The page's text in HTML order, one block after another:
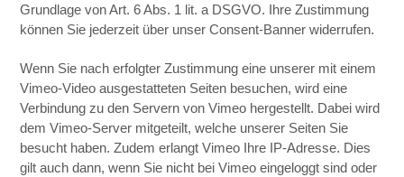
Grundlage von Art. 6 Abs. 1 lit. a DSGVO. Ihre Zustimmung
können Sie jederzeit über unser Consent-Banner widerrufen.
Wenn Sie nach erfolgter Zustimmung eine unserer mit einem
Vimeo-Video ausgestatteten Seiten besuchen, wird eine
Verbindung zu den Servern von Vimeo hergestellt. Dabei wird
dem Vimeo-Server mitgeteilt, welche unserer Seiten Sie
besucht haben. Zudem erlangt Vimeo Ihre IP-Adresse. Dies
gilt auch dann, wenn Sie nicht bei Vimeo eingeloggt sind oder